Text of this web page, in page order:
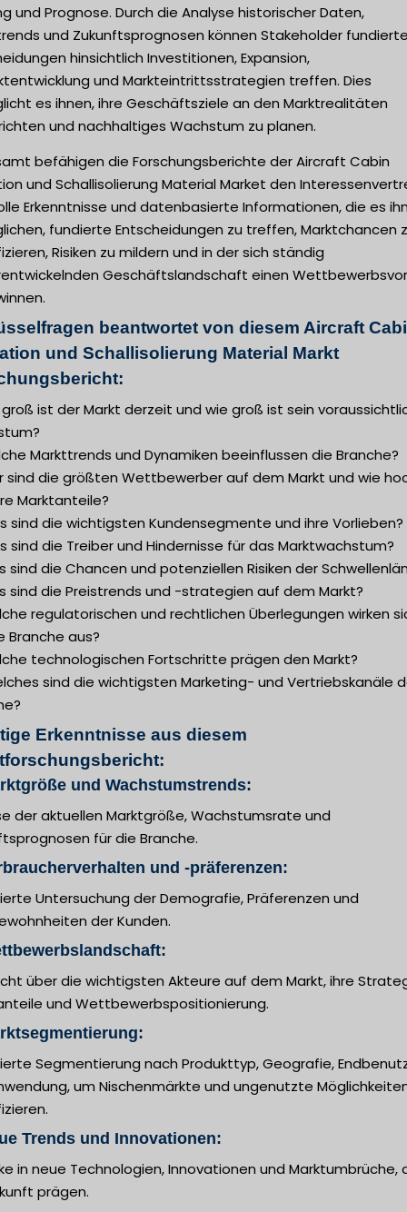
und Prognose. Durch die Analyse historischer Daten,
und Zukunftsprognosen können Stakeholder
hinsichtlich Investitionen, Expansion,
und Markteintrittsstrategien treffen. Dies
es ihnen, ihre Geschäftsziele an den Marktrealitäten
und nachhaltiges Wachstum zu planen.
befähigen die Forschungsberichte der Aircraft Cabin
und Schallisolierung Material Market den
Erkenntnisse und datenbasierte Informationen, die es
fundierte Entscheidungen zu treffen, Marktchancen
Risiken zu mildern und in der sich ständig
Geschäftslandschaft einen
beantwortet von diesem Aircraft
und Schallisolierung Material Markt
groß ist der Markt derzeit und wie groß ist sein
Markttrends und Dynamiken beeinflussen die Branche?
sind die größten Wettbewerber auf dem Markt und wie
Marktanteile?
sind die wichtigsten Kundensegmente und ihre Vorlieben?
sind die Treiber und Hindernisse für das Marktwachstum?
sind die Chancen und potenziellen Risiken der
sind die Preistrends und -strategien auf dem Markt?
regulatorischen und rechtlichen Überlegungen wirken
Branche aus?
technologischen Fortschritte prägen den Markt?
sind die wichtigsten Marketing- und Vertriebskanäle
Erkenntnisse aus diesem
und Wachstumstrends:
der aktuellen Marktgröße, Wachstumsrate und
für die Branche.
und -präferenzen:
Untersuchung der Demografie, Präferenzen und
der Kunden.
über die wichtigsten Akteure auf dem Markt, ihre
und Wettbewerbspositionierung.
Segmentierung nach Produkttyp, Geografie,
um Nischenmärkte und ungenutzte
Trends und Innovationen:
in neue Technologien, Innovationen und Marktumbrüche,
prägen.